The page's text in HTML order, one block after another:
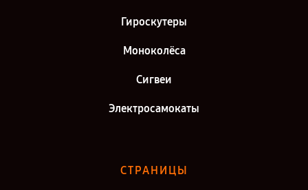
Ремонт электросамоката NineBot С10 в г. Санкт-Петербург
Гироскутеры
Моноколёса
Сигвеи
Электросамокаты
СТРАНИЦЫ